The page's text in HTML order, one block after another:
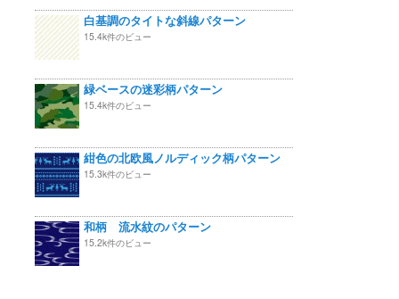
白基調のタイトな斜線パターン
15.4k件のビュー
緑ベースの迷彩柄パターン
15.4k件のビュー
紺色の北欧風ノルディック柄パターン
15.3k件のビュー
和柄 流水紋のパターン
15.2k件のビュー